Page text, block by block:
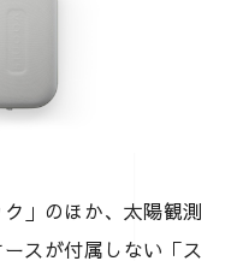
」のほか、太陽観測
スが付属しない「ス